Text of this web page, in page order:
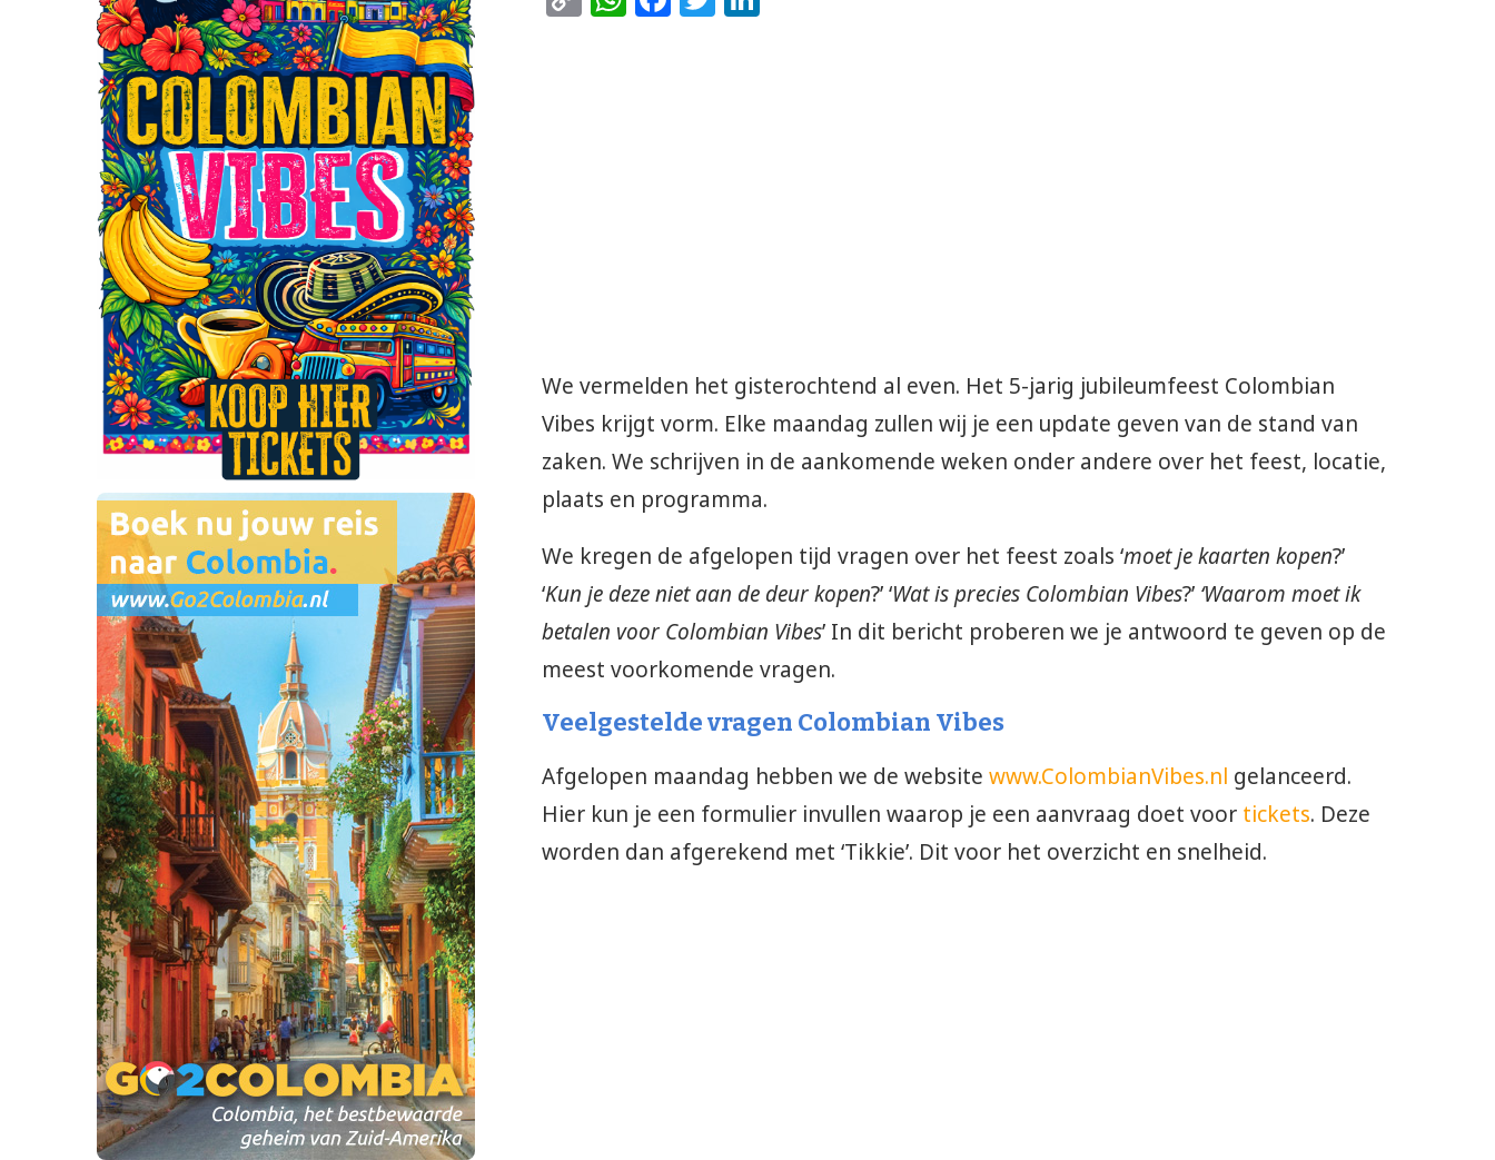
We vermelden het gisterochtend al even. Het 5-jarig jubileumfeest Colombian
Vibes krijgt vorm. Elke maandag zullen wij je een update geven van de stand van
zaken. We schrijven in de aankomende weken onder andere over het feest, locatie,
plaats en programma.
We kregen de afgelopen tijd vragen over het feest zoals ‘moet je kaarten kopen?’
‘Kun je deze niet aan de deur kopen?’ ‘Wat is precies Colombian Vibes?’ ‘Waarom moet ik
betalen voor Colombian Vibes’ In dit bericht proberen we je antwoord te geven op de
meest voorkomende vragen.
Veelgestelde vragen Colombian Vibes
Afgelopen maandag hebben we de websitewww.ColombianVibes.nl gelanceerd.
Hier kun je een formulier invullen waarop je een aanvraag doet voor tickets. Deze
worden dan afgerekend met ‘Tikkie’. Dit voor het overzicht en snelheid.